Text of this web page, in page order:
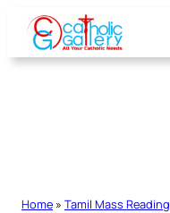
Skip
content
Home » Tamil Mass Reading